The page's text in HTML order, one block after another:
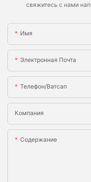
свяжитесь с нами
Имя
Электронная Почта
Телефон/ватсап
Компания
Содержание